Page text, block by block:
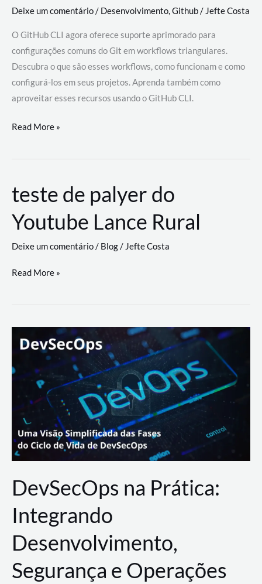
Deixe um comentário/ Desenvolvimento,Github/ Jefte Costa
O GitHub CLI agora oferece suporte aprimorado para
configurações comuns do Git em workflows triangulares.
Descubra o que são esses workflows, como funcionam e como
configurá-los em seus projetos. Aprenda também como
aproveitar esses recursos usando o GitHub CLI.
GitHub
revoluciona
de
trabalho
com
a
workflows
Read More »
teste de palyer do
Youtube Lance Rural
Deixe um comentário/ Blog/ Jefte Costa
teste
palyer
Lance
Rural
Read More »
DevSecOps na Prática:
Integrando
Desenvolvimento,
Segurança e Operações